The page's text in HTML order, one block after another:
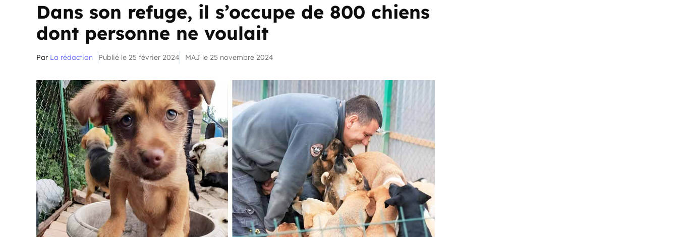
Dans son refuge, il s’occupe de 800 chiens
dont personne ne voulait
Par La rédaction Publié le 25 février 2024 MAJ le 25 novembre 2024